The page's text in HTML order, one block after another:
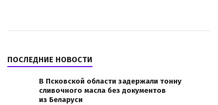
ПОСЛЕДНИЕ НОВОСТИ
В Псковской области задержали тонну
сливочного масла без документов
из Беларуси